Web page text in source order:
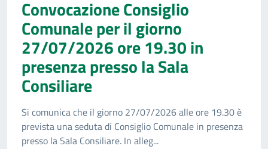
Convocazione Consiglio
Comunale per il giorno
27/07/2026 ore 19.30 in
presenza presso la Sala
Consiliare
Si comunica che il giorno 27/07/2026 alle ore 19.30 è
prevista una seduta di Consiglio Comunale in presenza
presso la Sala Consiliare. In alleg...